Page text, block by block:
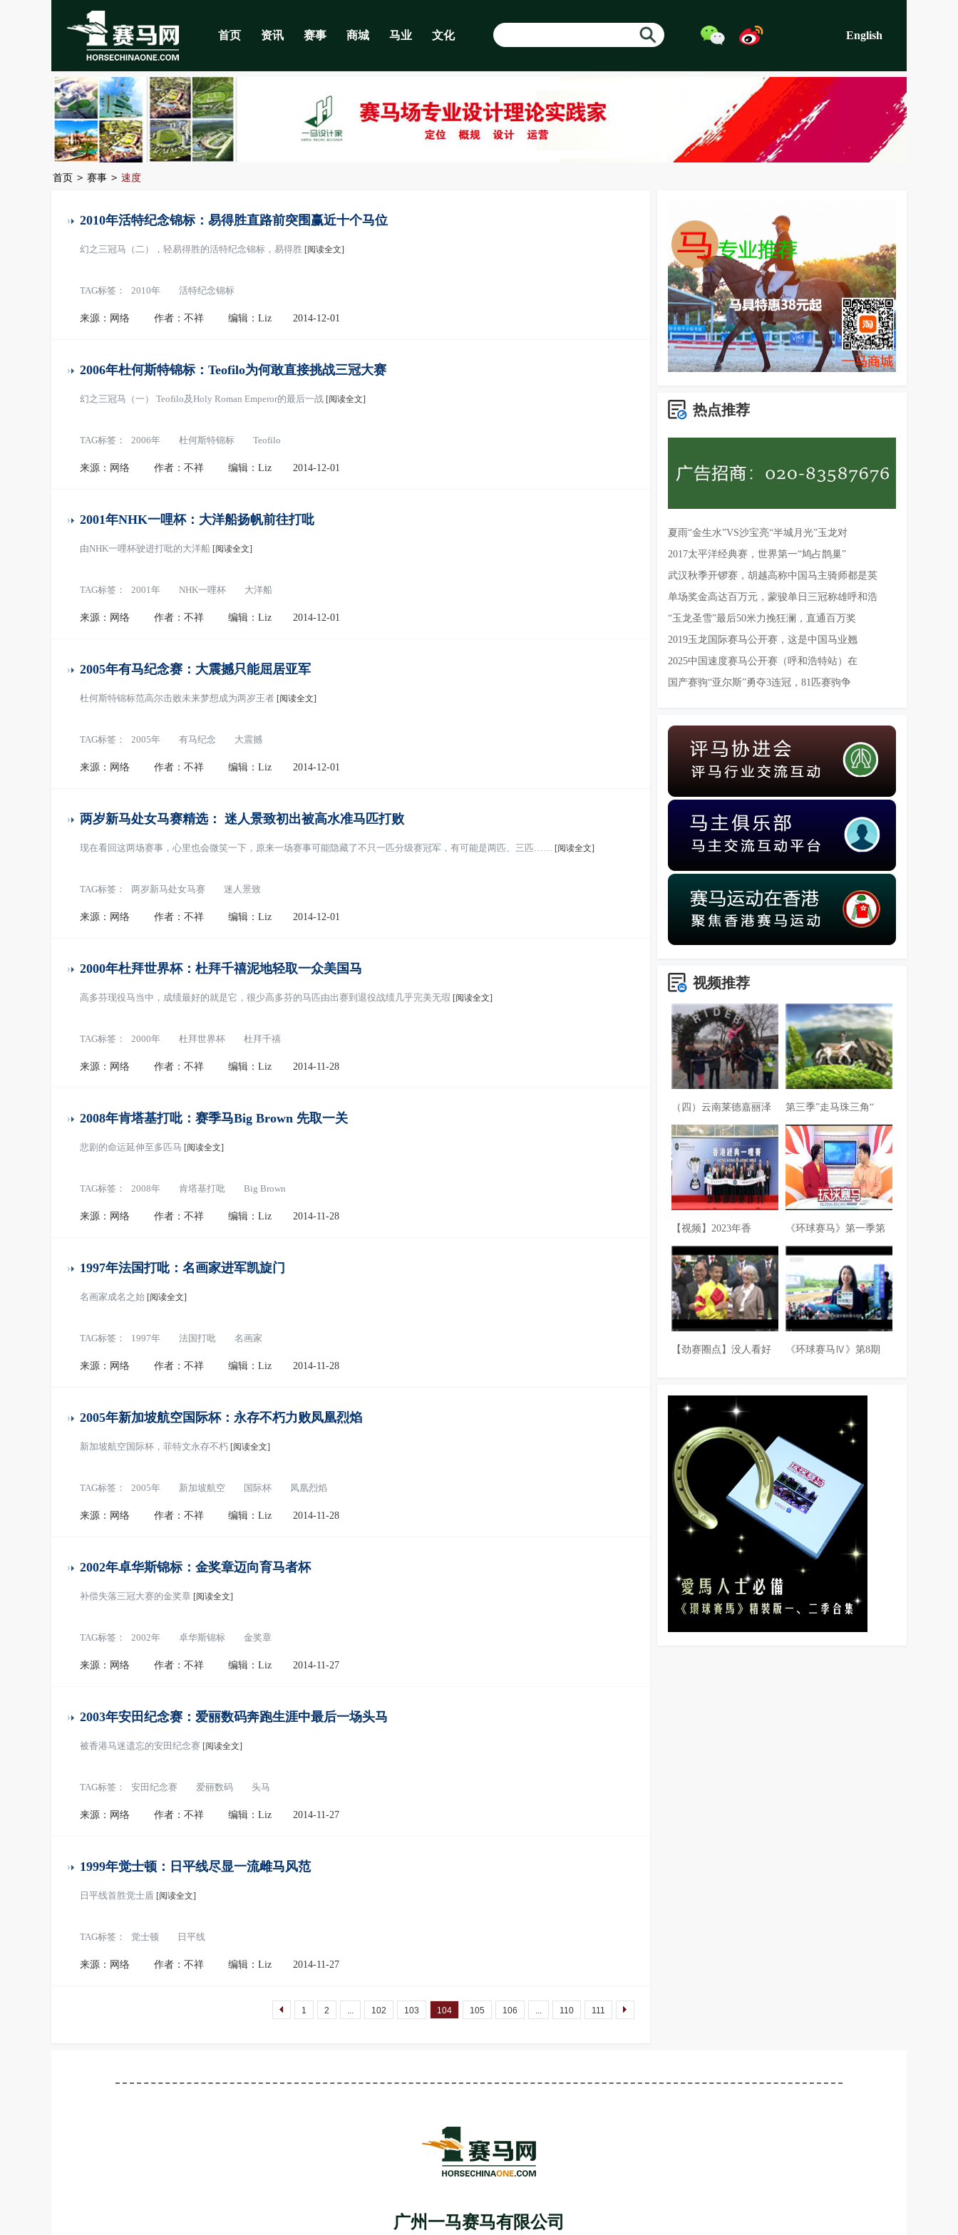
首页 资讯 赛事 商城 马业 文化 English
首页 > 赛事 > 速度
热点推荐
夏雨“金生水”VS沙宝亮“半城月光”玉龙对
2017太平洋经典赛，世界第一“鸠占鹊巢”
武汉秋季开锣赛，胡越高称中国马主骑师都是英
单场奖金高达百万元，蒙骏单日三冠称雄呼和浩
“玉龙圣雪”最后50米力挽狂澜，直通百万奖
2019玉龙国际赛马公开赛，这是中国马业翘
2025中国速度赛马公开赛（呼和浩特站）在
国产赛驹“亚尔斯”勇夺3连冠，81匹赛驹争
视频推荐
（四）云南莱德嘉丽泽 第三季”走马珠三角“
【视频】2023年香 《环球赛马》第一季第
【劲赛圈点】没人看好 《环球赛马Ⅳ》第8期
2010年活特纪念锦标：易得胜直路前突围赢近十个马位
幻之三冠马（二），轻易得胜的活特纪念锦标，易得胜 [阅读全文]
TAG标签： 2010年 活特纪念锦标
来源：网络 作者：不祥 编辑：Liz 2014-12-01
2006年杜何斯特锦标：Teofilo为何敢直接挑战三冠大赛
幻之三冠马（一） Teofilo及Holy Roman Emperor的最后一战 [阅读全文]
TAG标签： 2006年 杜何斯特锦标 Teofilo
来源：网络 作者：不祥 编辑：Liz 2014-12-01
2001年NHK一哩杯：大洋船扬帆前往打吡
由NHK一哩杯驶进打吡的大洋船 [阅读全文]
TAG标签： 2001年 NHK一哩杯 大洋船
来源：网络 作者：不祥 编辑：Liz 2014-12-01
2005年有马纪念赛：大震撼只能屈居亚军
杜何斯特锦标范高尔击败未来梦想成为两岁王者 [阅读全文]
TAG标签： 2005年 有马纪念 大震撼
来源：网络 作者：不祥 编辑：Liz 2014-12-01
两岁新马处女马赛精选： 迷人景致初出被高水准马匹打败
现在看回这两场赛事，心里也会微笑一下，原来一场赛事可能隐藏了不只一匹分级赛冠军，有可能是两匹、三匹…… [阅读全文]
TAG标签： 两岁新马处女马赛 迷人景致
来源：网络 作者：不祥 编辑：Liz 2014-12-01
2000年杜拜世界杯：杜拜千禧泥地轻取一众美国马
高多芬现役马当中，成绩最好的就是它，很少高多芬的马匹由出赛到退役战绩几乎完美无瑕 [阅读全文]
TAG标签： 2000年 杜拜世界杯 杜拜千禧
来源：网络 作者：不祥 编辑：Liz 2014-11-28
2008年肯塔基打吡：赛季马Big Brown 先取一关
悲剧的命运延伸至多匹马 [阅读全文]
TAG标签： 2008年 肯塔基打吡 Big Brown
来源：网络 作者：不祥 编辑：Liz 2014-11-28
1997年法国打吡：名画家进军凯旋门
名画家成名之始 [阅读全文]
TAG标签： 1997年 法国打吡 名画家
来源：网络 作者：不祥 编辑：Liz 2014-11-28
2005年新加坡航空国际杯：永存不朽力败凤凰烈焰
新加坡航空国际杯，菲特文永存不朽 [阅读全文]
TAG标签： 2005年 新加坡航空 国际杯 凤凰烈焰
来源：网络 作者：不祥 编辑：Liz 2014-11-28
2002年卓华斯锦标：金奖章迈向育马者杯
补偿失落三冠大赛的金奖章 [阅读全文]
TAG标签： 2002年 卓华斯锦标 金奖章
来源：网络 作者：不祥 编辑：Liz 2014-11-27
2003年安田纪念赛：爱丽数码奔跑生涯中最后一场头马
被香港马迷遗忘的安田纪念赛 [阅读全文]
TAG标签： 安田纪念赛 爱丽数码 头马
来源：网络 作者：不祥 编辑：Liz 2014-11-27
1999年觉士顿：日平线尽显一流雌马风范
日平线首胜觉士盾 [阅读全文]
TAG标签： 觉士顿 日平线
来源：网络 作者：不祥 编辑：Liz 2014-11-27
1 2 ... 102 103 104 105 106 ... 110 111
广州一马赛马有限公司